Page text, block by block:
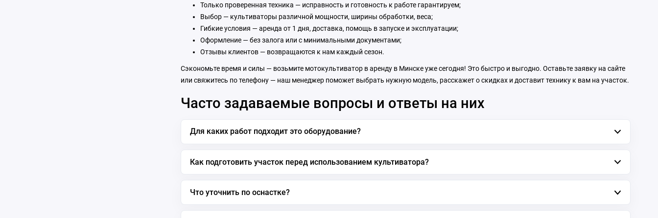
Только проверенная техника — исправность и готовность к работе гарантируем;
Выбор — культиваторы различной мощности, ширины обработки, веса;
Гибкие условия — аренда от 1 дня, доставка, помощь в запуске и эксплуатации;
Оформление — без залога или с минимальными документами;
Отзывы клиентов — возвращаются к нам каждый сезон.
Сэкономьте время и силы — возьмите мотокультиватор в аренду в Минске уже сегодня! Это быстро и выгодно. Оставьте заявку на сайте
или свяжитесь по телефону — наш менеджер поможет выбрать нужную модель, расскажет о скидках и доставит технику к вам на участок.
Часто задаваемые вопросы и ответы на них
Для каких работ подходит это оборудование?
Как подготовить участок перед использованием культиватора?
Что уточнить по оснастке?